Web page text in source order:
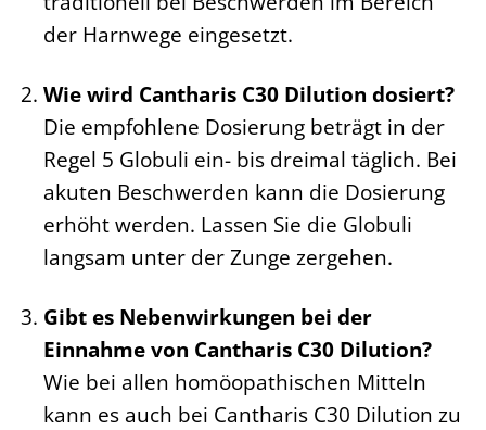
der Harnwege eingesetzt.
Wie wird Cantharis C30 Dilution dosiert?
Die empfohlene Dosierung beträgt in der
Regel 5 Globuli ein- bis dreimal täglich. Bei
akuten Beschwerden kann die Dosierung
erhöht werden. Lassen Sie die Globuli
langsam unter der Zunge zergehen.
Gibt es Nebenwirkungen bei der
Einnahme von Cantharis C30 Dilution?
Wie bei allen homöopathischen Mitteln
kann es auch bei Cantharis C30 Dilution zu